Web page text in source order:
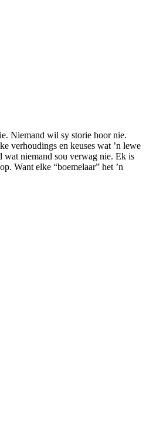
Niemand wil sy storie hoor nie.
verhoudings en keuses wat ’n lewe
wat niemand sou verwag nie. Ek is
Want elke “boemelaar” het ’n